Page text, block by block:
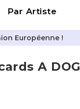
Par Artiste
Européenne !
A DOG